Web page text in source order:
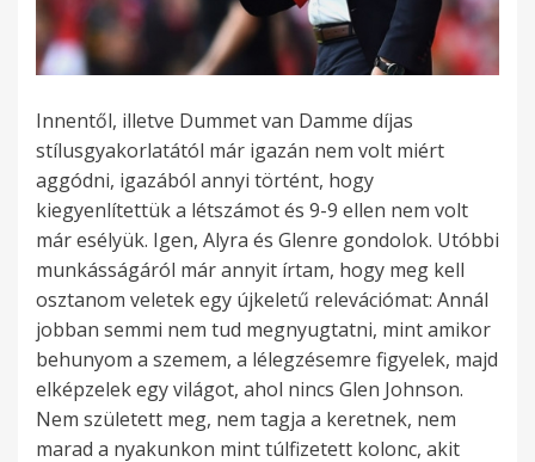
Innentől, illetve Dummet van Damme díjas
stílusgyakorlatától már igazán nem volt miért
aggódni, igazából annyi történt, hogy
kiegyenlítettük a létszámot és 9-9 ellen nem volt
már esélyük. Igen, Alyra és Glenre gondolok. Utóbbi
munkásságáról már annyit írtam, hogy meg kell
osztanom veletek egy újkeletű relevációmat: Annál
jobban semmi nem tud megnyugtatni, mint amikor
behunyom a szemem, a lélegzésemre figyelek, majd
elképzelek egy világot, ahol nincs Glen Johnson.
Nem született meg, nem tagja a keretnek, nem
marad a nyakunkon mint túlfizetett kolonc, akit